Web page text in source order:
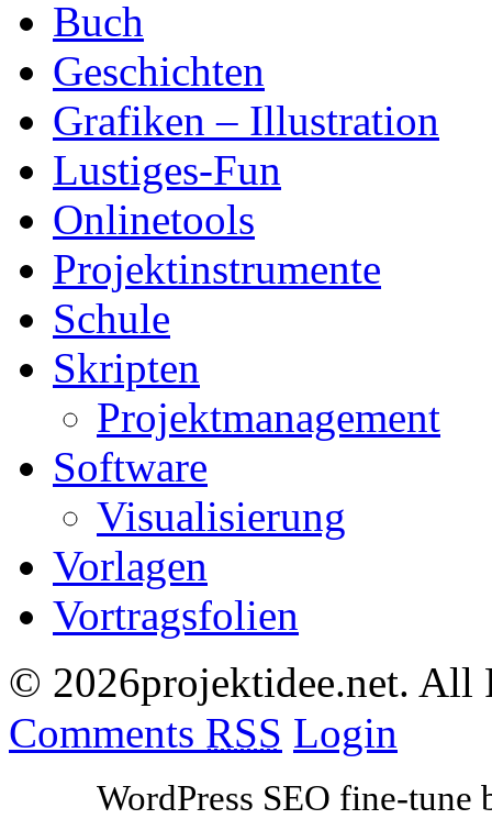
Buch
Geschichten
Grafiken – Illustration
Lustiges-Fun
Onlinetools
Projektinstrumente
Schule
Skripten
Projektmanagement
Software
Visualisierung
Vorlagen
Vortragsfolien
© 2026projektidee.net. All
Comments RSS Login
WordPress SEO fine-tune